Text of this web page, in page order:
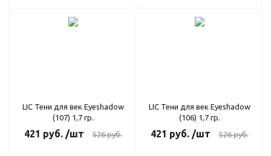
LIC Тени для век Eyeshadow
(107) 1,7 гр.
421 руб. /шт 526руб.
LIC Тени для век Eyeshadow
(106) 1,7 гр.
421 руб. /шт 526руб.